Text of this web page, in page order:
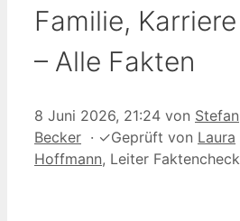
Familie, Karriere
– Alle Fakten
8 Juni 2026, 21:24 von Stefan
Becker · ✓Geprüft von Laura
Hoffmann, Leiter Faktencheck